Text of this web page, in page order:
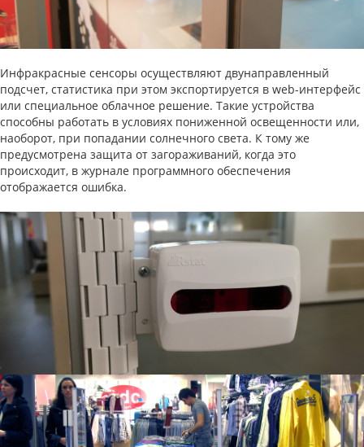
Инфракрасные сенсоры осуществляют двунаправленный
подсчет, статистика при этом экспортируется в web-интерфейс
или специальное облачное решение. Такие устройства
способны работать в условиях пониженной освещенности или,
наоборот, при попадании солнечного света. К тому же
предусмотрена защита от загораживаний, когда это
происходит, в журнале программного обеспечения
отображается ошибка.